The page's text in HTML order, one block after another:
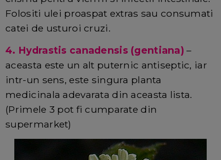
Folositi ulei proaspat extras sau consumati
catei de usturoi cruzi.
4. Hydrastis canadensis (gentiana) –
aceasta este un alt puternic antiseptic, iar
intr-un sens, este singura planta
medicinala adevarata din aceasta lista.
(Primele 3 pot fi cumparate din
supermarket)